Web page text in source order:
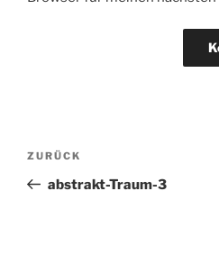
Beitragsnavigation
Vorheriger
Beitrag
ZURÜCK
abstrakt-Traum-3